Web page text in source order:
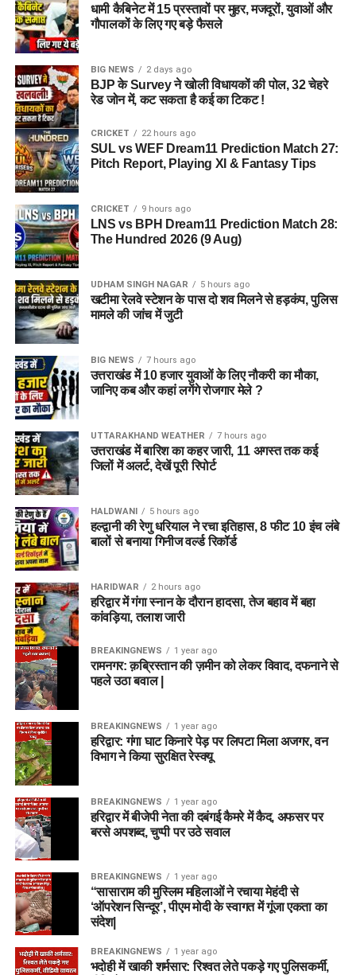
धामी कैबिनेट में 15 प्रस्तावों पर मुहर, मजदूरों, युवाओं और
गौपालकों के लिए गए बड़े फैसले
BIG NEWS 2 days ago
BJP के Survey ने खोली विधायकों की पोल, 32 चेहरे
रेड जोन में, कट सकता है कई का टिकट !
CRICKET 22 hours ago
SUL vs WEF Dream11 Prediction Match 27:
Pitch Report, Playing XI & Fantasy Tips
CRICKET 9 hours ago
LNS vs BPH Dream11 Prediction Match 28:
The Hundred 2026 (9 Aug)
UDHAM SINGH NAGAR 5 hours ago
खटीमा रेलवे स्टेशन के पास दो शव मिलने से हड़कंप, पुलिस
मामले की जांच में जुटी
BIG NEWS 7 hours ago
उत्तराखंड में 10 हजार युवाओं के लिए नौकरी का मौका,
जानिए कब और कहां लगेंगे रोजगार मेले ?
UTTARAKHAND WEATHER 7 hours ago
उत्तराखंड में बारिश का कहर जारी, 11 अगस्त तक कई
जिलों में अलर्ट, देखें पूरी रिपोर्ट
HALDWANI 5 hours ago
हल्द्वानी की रेणु धरियाल ने रचा इतिहास, 8 फीट 10 इंच लंबे
बालों से बनाया गिनीज वर्ल्ड रिकॉर्ड
HARIDWAR 2 hours ago
हरिद्वार में गंगा स्नान के दौरान हादसा, तेज बहाव में बहा
कांवड़िया, तलाश जारी
BREAKINGNEWS 1 year ago
रामनगर: क़ब्रिस्तान की ज़मीन को लेकर विवाद, दफनाने से
पहले उठा बवाल |
BREAKINGNEWS 1 year ago
हरिद्वार: गंगा घाट किनारे पेड़ पर लिपटा मिला अजगर, वन
विभाग ने किया सुरक्षित रेस्क्यू
BREAKINGNEWS 1 year ago
हरिद्वार में बीजेपी नेता की दबंगई कैमरे में कैद, अफसर पर
बरसे अपशब्द, चुप्पी पर उठे सवाल
BREAKINGNEWS 1 year ago
“सासाराम की मुस्लिम महिलाओं ने रचाया मेहंदी से
‘ऑपरेशन सिन्दूर’, पीएम मोदी के स्वागत में गूंजा एकता का
संदेश|
BREAKINGNEWS 1 year ago
भदोही में खाकी शर्मसार: रिश्वत लेते पकड़े गए पुलिसकर्मी,